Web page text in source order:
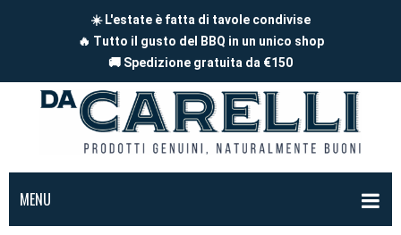
☀️ L'estate è fatta di tavole condivise
🔥 Tutto il gusto del BBQ in un unico shop
🚚 Spedizione gratuita da €150
MENU